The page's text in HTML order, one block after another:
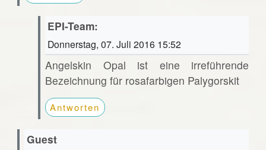
EPI-Team:
Donnerstag, 07. Juli 2016 15:52
Angelskin Opal ist eine irreführende
Bezeichnung für rosafarbigen Palygorskit
Antworten
Guest